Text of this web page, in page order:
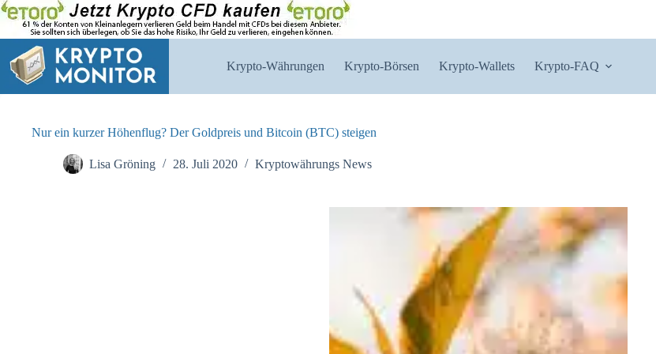
Zum
Inhalt
springen
Krypto-Währungen Krypto-Börsen Krypto-Wallets Krypto-FAQ
Nur ein kurzer Höhenflug? Der Goldpreis und Bitcoin (BTC) steigen
Lisa Gröning 28. Juli 2020 Kryptowährungs News